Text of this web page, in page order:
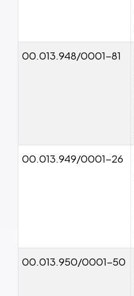
00.013.948/0001-81
00.013.949/0001-26
00.013.950/0001-50